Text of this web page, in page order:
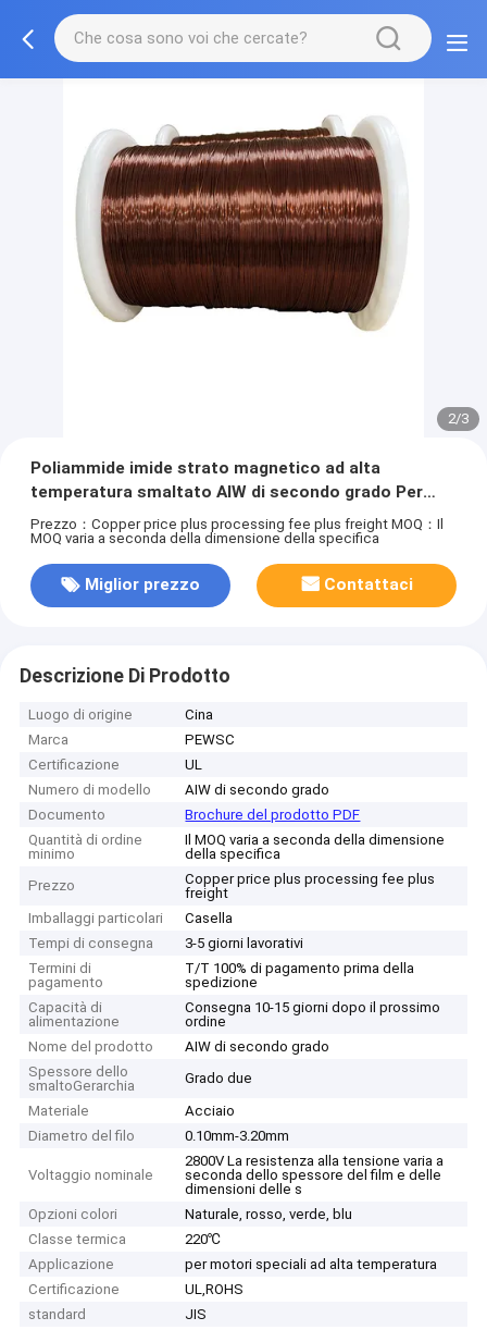
2/3
Poliammide imide strato magnetico ad alta
temperatura smaltato AIW di secondo grado Per
motori
Prezzo：Copper price plus processing fee plus freight MOQ：Il
MOQ varia a seconda della dimensione della specifica
Miglior prezzo Contattaci
Descrizione Di Prodotto
Luogo di origine
Cina
Marca
PEWSC
Certificazione
UL
Numero di modello
AIW di secondo grado
Documento
Brochure del prodotto PDF
Quantità di ordine
minimo
Il MOQ varia a seconda della dimensione
della specifica
Prezzo
Copper price plus processing fee plus
freight
Imballaggi particolari
Casella
Tempi di consegna
3-5 giorni lavorativi
Termini di
pagamento
T/T 100% di pagamento prima della
spedizione
Capacità di
alimentazione
Consegna 10-15 giorni dopo il prossimo
ordine
Nome del prodotto
AIW di secondo grado
Spessore dello
smaltoGerarchia
Grado due
Materiale
Acciaio
Diametro del filo
0.10mm-3.20mm
Voltaggio nominale
2800V La resistenza alla tensione varia a
seconda dello spessore del film e delle
dimensioni delle s
Opzioni colori
Naturale, rosso, verde, blu
Classe termica
220℃
Applicazione
per motori speciali ad alta temperatura
Certificazione
UL,ROHS
standard
JIS